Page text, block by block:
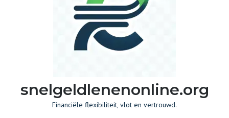
snelgeldlenenonline.org
Financiële flexibiliteit, vlot en vertrouwd.